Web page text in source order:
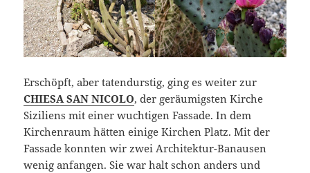
Erschöpft, aber tatendurstig, ging es weiter zur
CHIESA SAN NICOLO, der geräumigsten Kirche
Siziliens mit einer wuchtigen Fassade. In dem
Kirchenraum hätten einige Kirchen Platz. Mit der
Fassade konnten wir zwei Architektur-Banausen
wenig anfangen. Sie war halt schon anders und